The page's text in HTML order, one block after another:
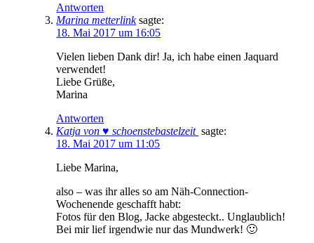
Antworten
Marina metterlink sagte:
18. Mai 2017 um 16:05
Vielen lieben Dank dir! Ja, ich habe einen Jaquard
verwendet!
Liebe Grüße,
Marina
Antworten
Katja von ♥ schoenstebastelzeit sagte:
18. Mai 2017 um 11:05
Liebe Marina,
also – was ihr alles so am Näh-Connection-
Wochenende geschafft habt:
Fotos für den Blog, Jacke abgesteckt.. Unglaublich!
Bei mir lief irgendwie nur das Mundwerk! 🙂